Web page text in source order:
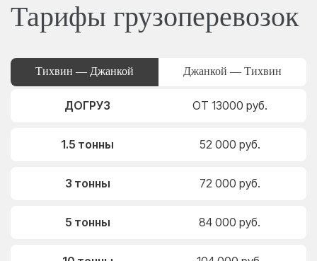
Тарифы грузоперевозок
Тихвин — Джанкой Джанкой — Тихвин
ДОГРУЗ ОТ 13000 руб.
1.5 тонны 52 000 руб.
3 тонны 72 000 руб.
5 тонны 84 000 руб.